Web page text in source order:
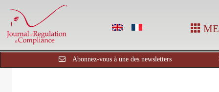
Abonnez-vous à une des newsletters